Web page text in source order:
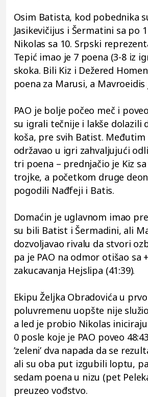
Osim Batista, kod pobednika
Jasikevičijus i Šermatini sa po
Nikolas sa 10. Srpski
Tepić imao je 7 poena (3-8 iz
skoka. Bili Kiz i Dežered
poena za Marusi, a Mavroeidis
PAO je bolje počeo meč i poveo
su igrali tečnije i lakše dolazili
koša, pre svih Batist. Međutim
održavao u igri zahvaljujući
tri poena – prednjačio je Kiz
trojke, a početkom druge
pogodili Nađfeji i Batis.
Domaćin je uglavnom imao
su bili Batist i Šermadini, ali
dozvoljavao rivalu da stvori
pa je PAO na odmor otišao sa
zakucavanja Hejslipa (41:39).
Ekipu Željka Obradovića u
poluvremenu uopšte nije
a led je probio Nikolas
0 posle koje je PAO poveo
’zeleni’ dva napada da se
ali su oba put izgubili loptu,
sedam poena u nizu (pet
preuzeo vođstvo.